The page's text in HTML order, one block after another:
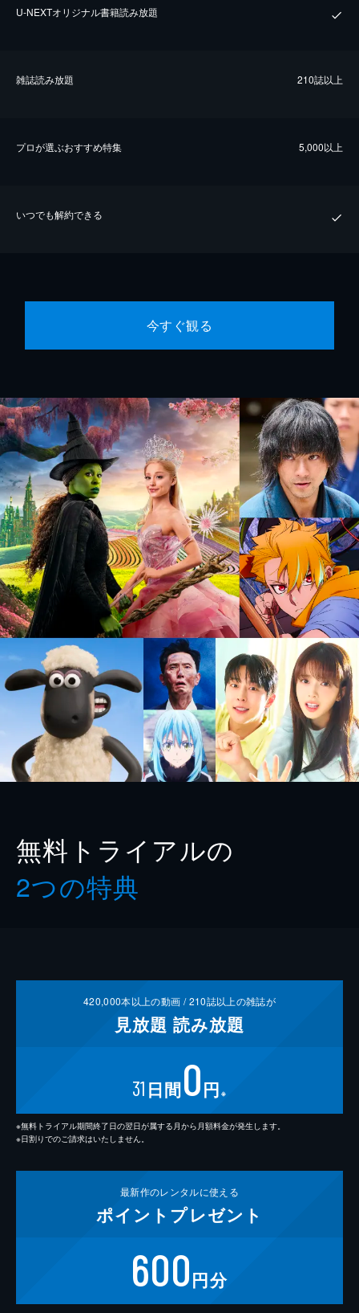
U-NEXTオリジナル書籍読み放題
雑誌読み放題 210誌以上
プロが選ぶおすすめ特集 5,000以上
いつでも解約できる
今すぐ観る
無料トライアルの
2つの特典
420,000本以上の動画 /210誌以上の雑誌が
見放題 読み放題
31 日間0円 ※
※無料トライアル期間終了日の翌日が属する月から月額料金が発生します。
※日割りでのご請求はいたしません。
最新作のレンタルに使える
ポイント プレゼント
600円分